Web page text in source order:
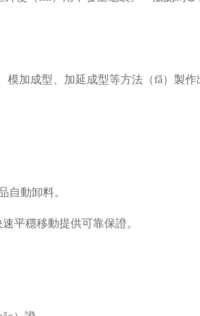
模加成型、加延成型等方法（fǎ）製作
自動卸料。
平穩移動提供可靠保證。